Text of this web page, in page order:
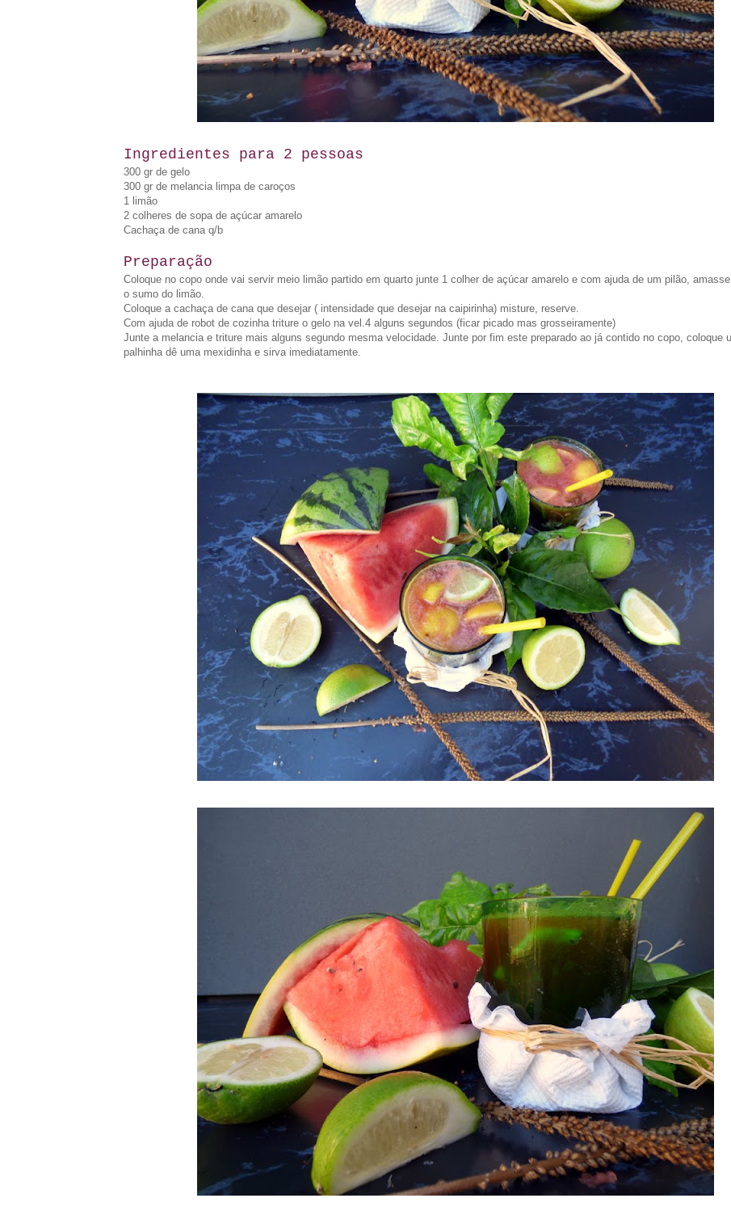
Ingredientes para 2 pessoas
300 gr de gelo
300 gr de melancia limpa de caroços
1 limão
2 colheres de sopa de açúcar amarelo
Cachaça de cana q/b
Preparação
Coloque no copo onde vai servir meio limão partido em quarto junte 1 colher de açúcar amarelo e com ajuda de um pilão,
o sumo do limão.
Coloque a cachaça de cana que desejar ( intensidade que desejar na caipirinha) misture, reserve.
Com ajuda de robot de cozinha triture o gelo na vel.4 alguns segundos (ficar picado mas grosseiramente)
Junte a melancia e triture mais alguns segundo mesma velocidade. Junte por fim este preparado ao já contido no copo, coloque
palhinha dê uma mexidinha e sirva imediatamente.